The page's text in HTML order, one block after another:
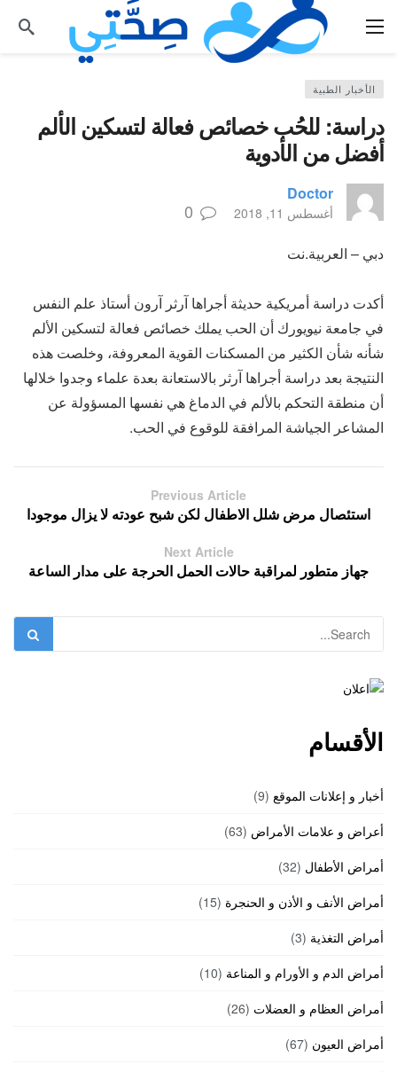
الأخبار الطبية
دراسة: للحُب خصائص فعالة لتسكين الألم
أفضل من الأدوية
Doctor
أغسطس 11, 2018 0
دبي – العربية.نت
أكدت دراسة أمريكية حديثة أجراها آرثر آرون أستاذ علم النفس
في جامعة نيويورك أن الحب يملك خصائص فعالة لتسكين الألم
شأنه شأن الكثير من المسكنات القوية المعروفة، وخلصت هذه
النتيجة بعد دراسة أجراها آرثر بالاستعانة بعدة علماء وجدوا خلالها
أن منطقة التحكم بالألم في الدماغ هي نفسها المسؤولة عن
المشاعر الجياشة المرافقة للوقوع في الحب.
Previous Article
استئصال مرض شلل الاطفال لكن شبح عودته لا يزال موجودا
Next Article
جهاز متطور لمراقبة حالات الحمل الحرجة على مدار الساعة
الأقسام
أخبار و إعلانات الموقع (9)
أعراض و علامات الأمراض (63)
أمراض الأطفال (32)
أمراض الأنف و الأذن و الحنجرة (15)
أمراض التغذية (3)
أمراض الدم و الأورام و المناعة (10)
أمراض العظام و العضلات (26)
أمراض العيون (67)